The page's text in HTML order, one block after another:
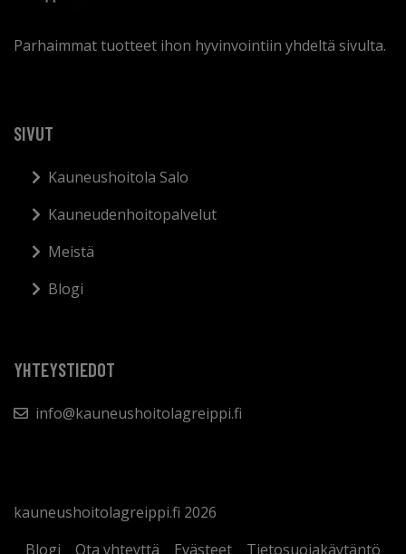
Parhaimmat tuotteet ihon hyvinvointiin yhdeltä sivulta.
SIVUT
Kauneushoitola Salo
Kauneudenhoitopalvelut
Meistä
Blogi
YHTEYSTIEDOT
info@kauneushoitolagreippi.fi
kauneushoitolagreippi.fi 2026
Blogi
Ota yhteyttä Evästeet Tietosuojakäytäntö